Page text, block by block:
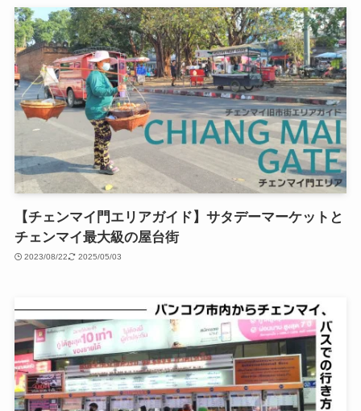
【チェンマイ門エリアガイド】サタデーマーケットと
チェンマイ最大級の屋台街
2023/08/22 2025/05/03